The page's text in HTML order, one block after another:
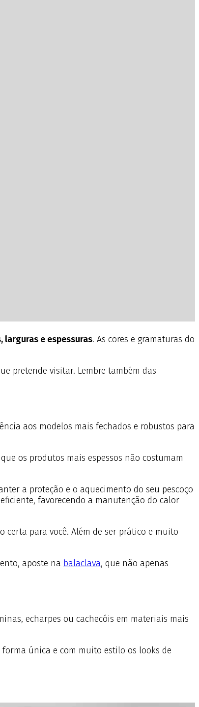
larguras e espessuras. As cores e gramaturas do
pretende visitar. Lembre também das
aos modelos mais fechados e robustos para
os produtos mais espessos não costumam
a proteção e o aquecimento do seu pescoço
favorecendo a manutenção do calor
certa para você. Além de ser prático e muito
aposte na balaclava, que não apenas
echarpes ou cachecóis em materiais mais
única e com muito estilo os looks de